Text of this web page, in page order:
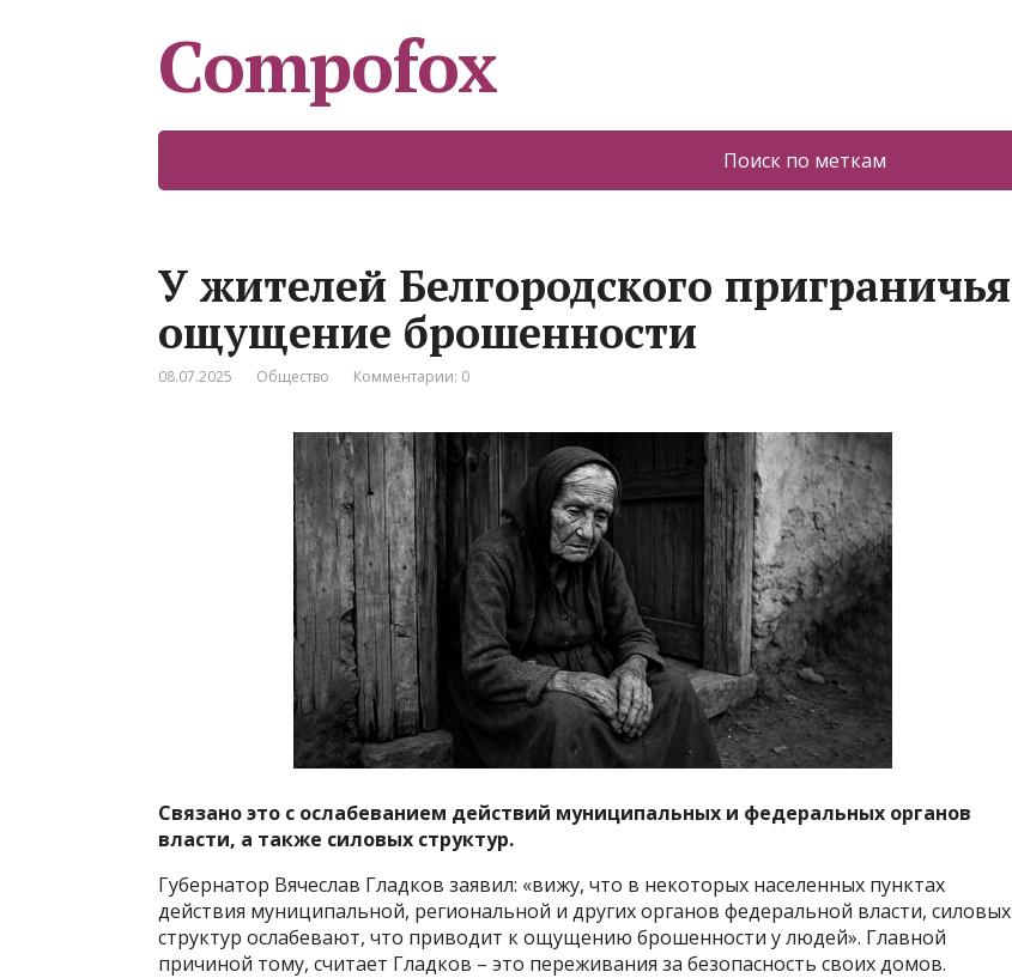
Compofox
Поиск по меткам
У жителей Белгородского приграничья
ощущение брошенности
08.07.2025 Общество Комментарии: 0
Связано это с ослабеванием действий муниципальных и федеральных органов
власти, а также силовых структур.
Губернатор Вячеслав Гладков заявил: «вижу, что в некоторых населенных пунктах
действия муниципальной, региональной и других органов федеральной власти, силовых
структур ослабевают, что приводит к ощущению брошенности у людей». Главной
причиной тому, считает Гладков – это переживания за безопасность своих домов.